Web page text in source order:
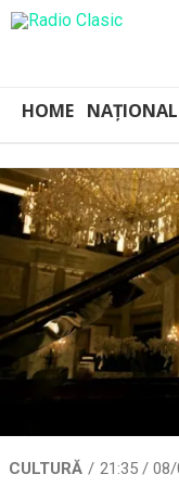
HOME NAȚIONAL
CULTURĂ 21:35 /